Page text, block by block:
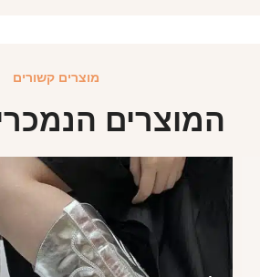
מוצרים קשורים
המוצרים